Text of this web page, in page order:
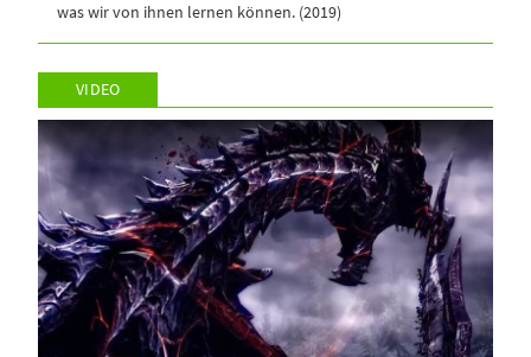
was wir von ihnen lernen können. (2019)
VIDEO